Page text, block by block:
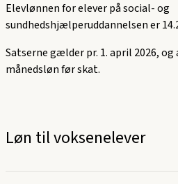
Elevlønnen for elever på social- og
sundhedshjælperuddannelsen er
Satserne gælder pr. 1. april 2026,
månedsløn før skat.
Løn til voksenelever